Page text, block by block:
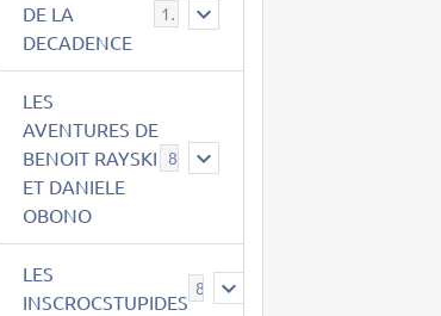
DE LA
DECADENCE
12
LES
AVENTURES DE
BENOIT RAYSKI
ET DANIELE
OBONO
LES
INSCROCSTUPIDES
8